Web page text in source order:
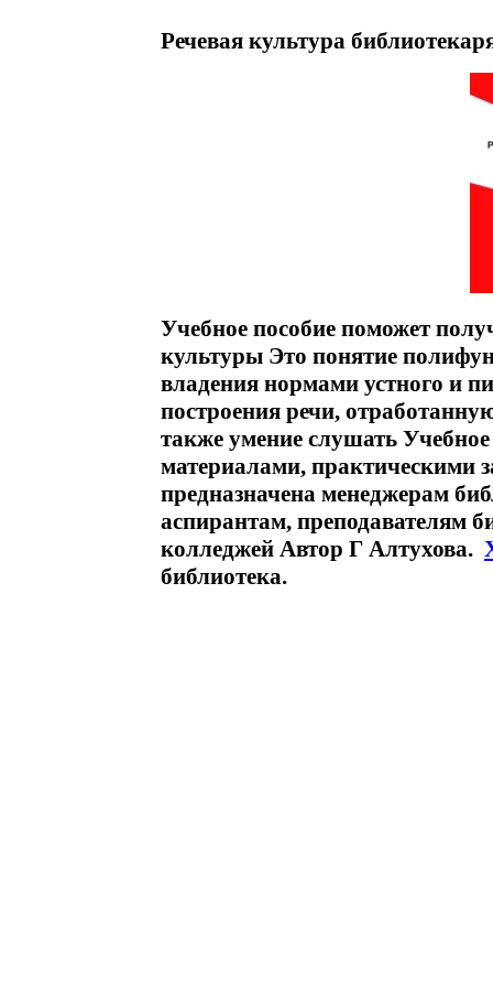
Речевая культура
Учебное пособие поможет
культуры Это понятие
владения нормами устного и
построения речи,
также умение слушать
материалами, практическими
предназначена менеджерам
аспирантам, преподавателям
колледжей Автор Г Алтухова.
библиотека.